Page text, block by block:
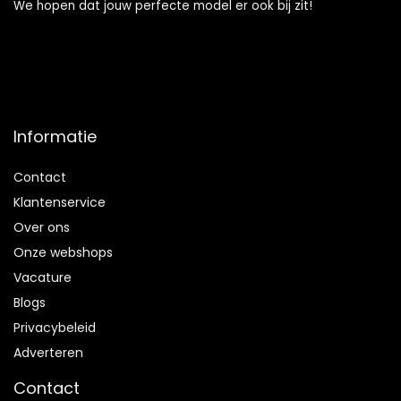
We hopen dat jouw perfecte model er ook bij zit!
Informatie
Contact
Klantenservice
Over ons
Onze webshops
Vacature
Blogs
Privacybeleid
Adverteren
Contact